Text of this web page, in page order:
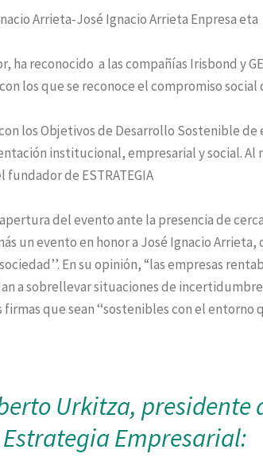
Arrieta-José Ignacio Arrieta Enpresa eta
ha reconocido a las compañías Irisbond y
los que se reconoce el compromiso social
los Objetivos de Desarrollo Sostenible de
institucional, empresarial y social. Al
de ESTRATEGIA
del evento ante la presencia de
un evento en honor a José Ignacio Arrieta,
En su opinión, “las empresas
a sobrellevar situaciones de
que sean ‘‘sostenibles con el entorno
Urkitza, presidente
Estrategia Empresarial: